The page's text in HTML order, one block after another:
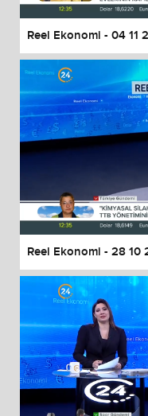
Reel Ekonomi - 04 11
Reel Ekonomi - 28 10